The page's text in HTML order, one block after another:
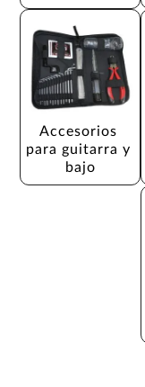
Accesorios
para guitarra y
bajo